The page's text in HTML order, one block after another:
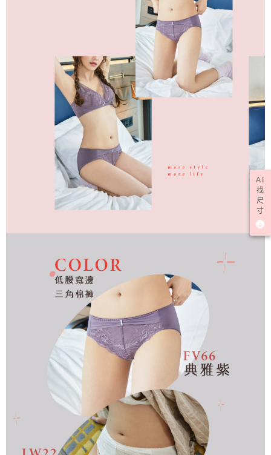
AI
找
尺
寸